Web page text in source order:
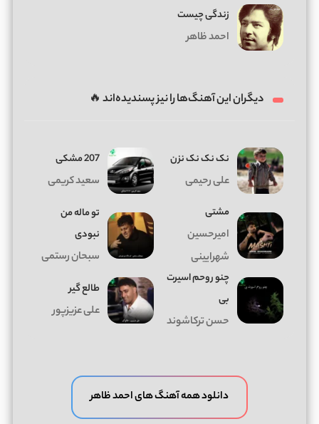
زندگی چیست
احمد ظاهر
دیگران این آهنگ‌ها را نیز پسندیده‌اند 🔥
نک نک نک نزن
علی رحیمی
207 مشکی
سعید کریمی
مشتی
امیرحسین
شهرایینی
تو ماله من
نبودی
سبحان رستمی
چنو روحم اسیرت
بی
حسن ترکاشوند
طالع گیر
علی عزیزپور
دانلود همه آهنگ های احمد ظاهر